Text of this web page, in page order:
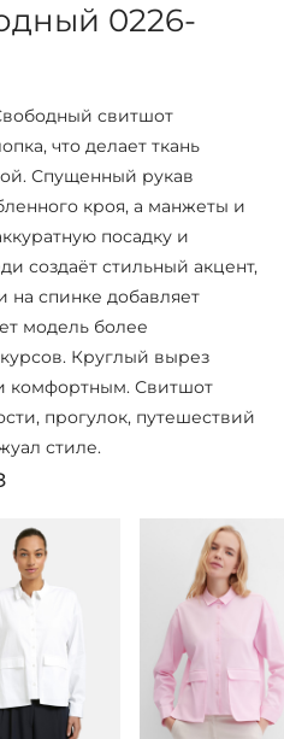
0226-
свитшот
что делает ткань
Спущенный рукав
кроя, а манжеты и
посадку и
создаёт стильный акцент,
на спинке добавляет
модель более
Круглый вырез
комфортным. Свитшот
прогулок, путешествий
стиле.